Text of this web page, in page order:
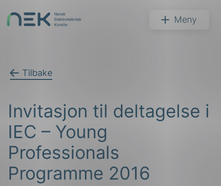
NEK Meny
Tilbake
Invitasjon til deltagelse i
IEC – Young
Professionals
Programme 2016